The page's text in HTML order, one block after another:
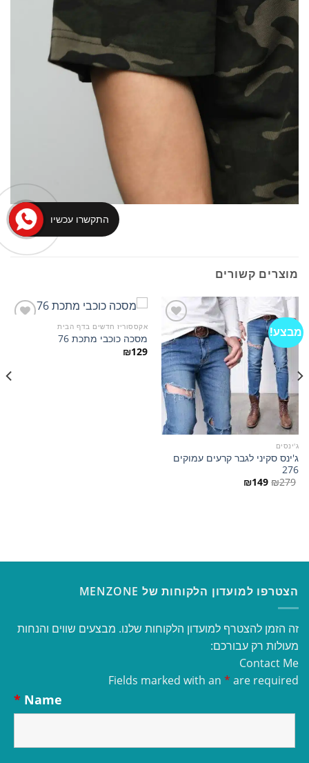
מוצרים קשורים
מבצע!
הוסף
למועדפים
ג'ינסים
ג'ינס סקיני לגבר קרעים עמוקים
276
₪279 המחיר
₪149 המחיר
אקססוריז חדשים בדף הבית
מסכה כוכבי מתכת 76
₪129
הצטרפו למועדון הלקוחות של MENZONE
זה הזמן להצטרף למועדון הלקוחות שלנו. מבצעים שווים והנחות
מעולות רק עבורכם:
Contact Me
Fields marked with an * are required
Name
*
התקשרו עכשיו